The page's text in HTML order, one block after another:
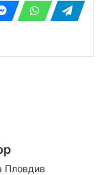
Пловдив